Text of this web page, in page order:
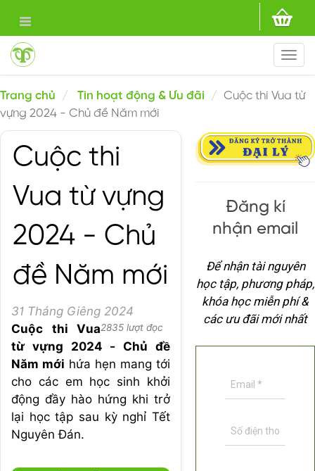
Trang chủ Tin hoạt động & Ưu đãi
Cuộc thi Vua từ
vựng 2024 - Chủ đề Năm mới
Cuộc thi
Vua từ vựng
2024 - Chủ
đề Năm mới
31 Tháng Giêng 2024
2835 lượt đọc
Cuộc thi Vua
từ vựng 2024 - Chủ đề
Năm mới hứa hẹn mang tới
cho các em học sinh khởi
động đầy hào hứng khi trở
lại học tập sau kỳ nghỉ Tết
Nguyên Đán.
Đăng kí
nhận email
Để nhận tài nguyên
học tập, phương pháp,
khóa học miễn phí &
các ưu đãi mới nhất